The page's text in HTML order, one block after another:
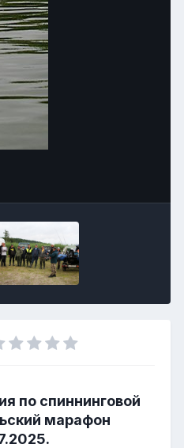
по спиннинговой
марафон